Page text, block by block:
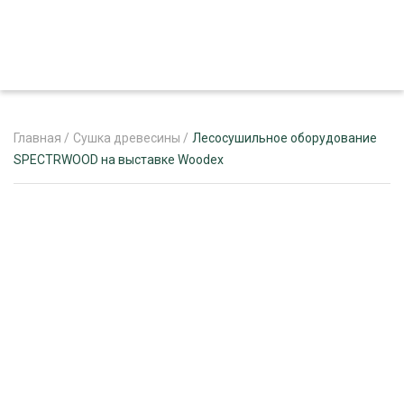
Главная / Сушка древесины / Лесосушильное оборудование
SPECTRWOOD на выставке Woodex